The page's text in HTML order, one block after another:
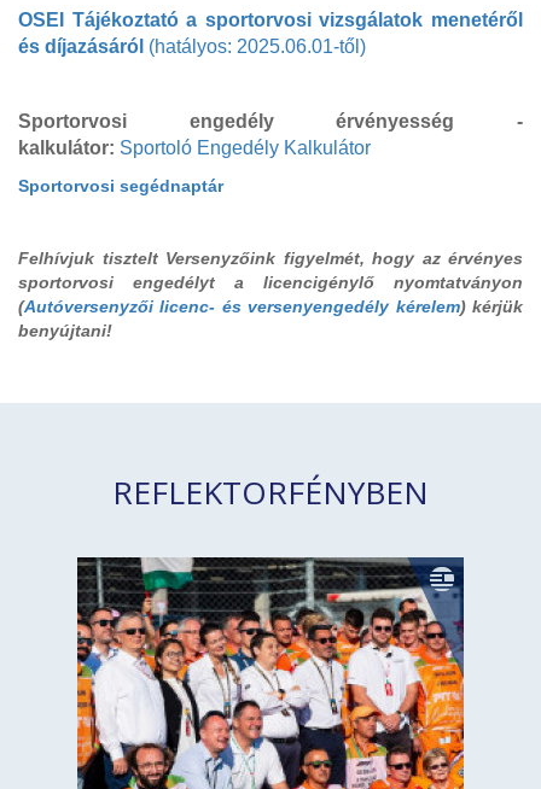
OSEI Tájékoztató a sportorvosi vizsgálatok menetéről
és díjazásáról (hatályos: 2025.06.01-től)
Sportorvosi engedély érvényesség -
kalkulátor: Sportoló Engedély Kalkulátor
Sportorvosi segédnaptár
Felhívjuk tisztelt Versenyzőink figyelmét, hogy az érvényes
sportorvosi engedélyt a licencigénylő nyomtatványon
(Autóversenyzői licenc- és versenyengedély kérelem) kérjük
benyújtani!
REFLEKTORFÉNYBEN